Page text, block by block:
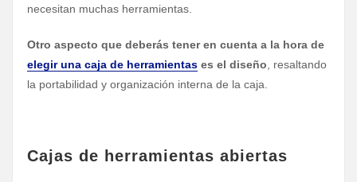
necesitan muchas herramientas.
Otro aspecto que deberás tener en cuenta a la hora de
elegir una caja de herramientases el diseño, resaltando
la portabilidad y organización interna de la caja.
Cajas de herramientas abiertas